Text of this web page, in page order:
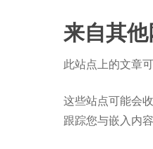
来自其
此站点上的文章
这些站点可能会
跟踪您与嵌入内容